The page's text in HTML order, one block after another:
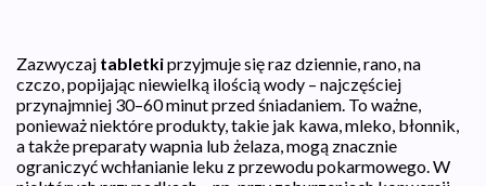
Zazwyczaj tabletkiprzyjmuje się raz dziennie, rano, na
czczo, popijając niewielką ilością wody – najczęściej
przynajmniej 30–60 minut przed śniadaniem. To ważne,
ponieważ niektóre produkty, takie jak kawa, mleko, błonnik,
a także preparaty wapnia lub żelaza, mogą znacznie
ograniczyć wchłanianie leku z przewodu pokarmowego. W